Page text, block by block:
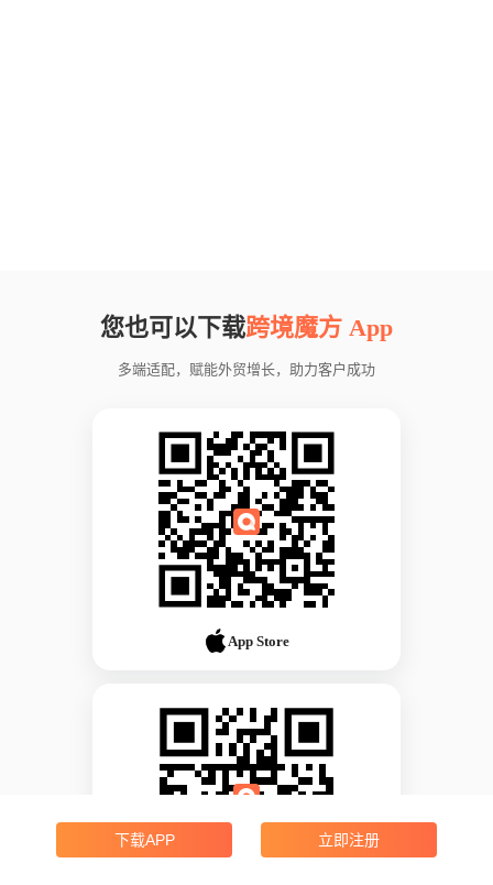
您也可以下载跨境魔方 App
多端适配，赋能外贸增长，助力客户成功
App Store
下载APP 立即注册